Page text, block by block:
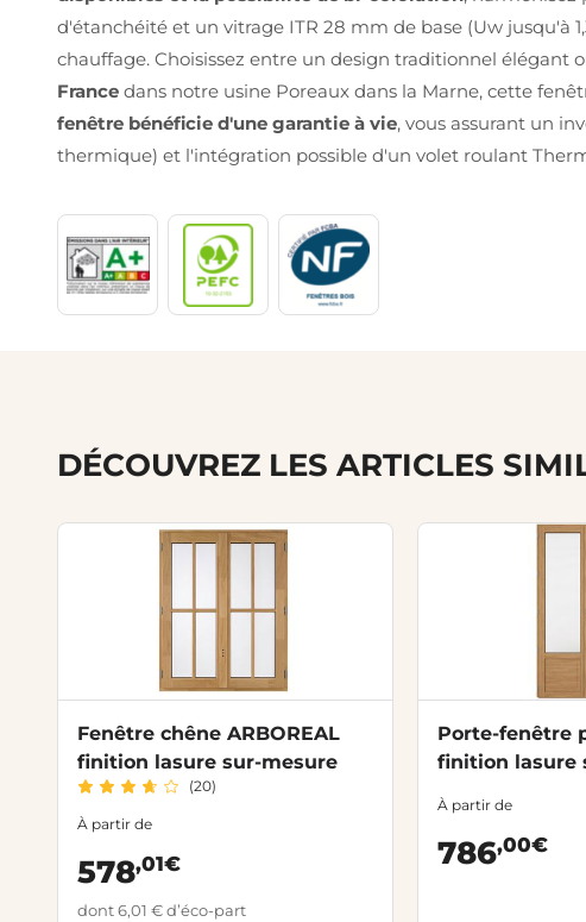
d'étanchéité et un vitrage ITR 28 mm de base (Uw jusqu'à
chauffage. Choisissez entre un design traditionnel élégant
France dans notre usine Poreaux dans la Marne, cette
fenêtre bénéficie d'une garantie à vie, vous assurant un
thermique) et l'intégration possible d'un volet roulant
DÉCOUVREZ LES ARTICLES
Fenêtre chêne ARBOREAL
finition lasure sur-mesure
(20)
À partir de
578,01€
dont 6,01 € d’éco-part
Porte-fenêtre
finition lasure
À partir de
786,00€